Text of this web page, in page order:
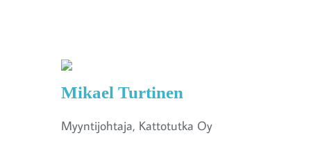
Mikael Turtinen
Myyntijohtaja, Kattotutka Oy